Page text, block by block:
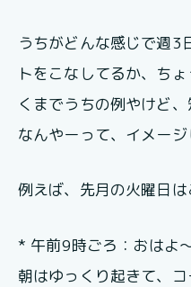
うちがどんな感じで週3
トをこなしてるか、ち
くまでうちの例やけど
なんやーって、イメージ
例えば、先月の火曜日は
* 午前9時ごろ：おはよ
朝はゆっくり起きて、